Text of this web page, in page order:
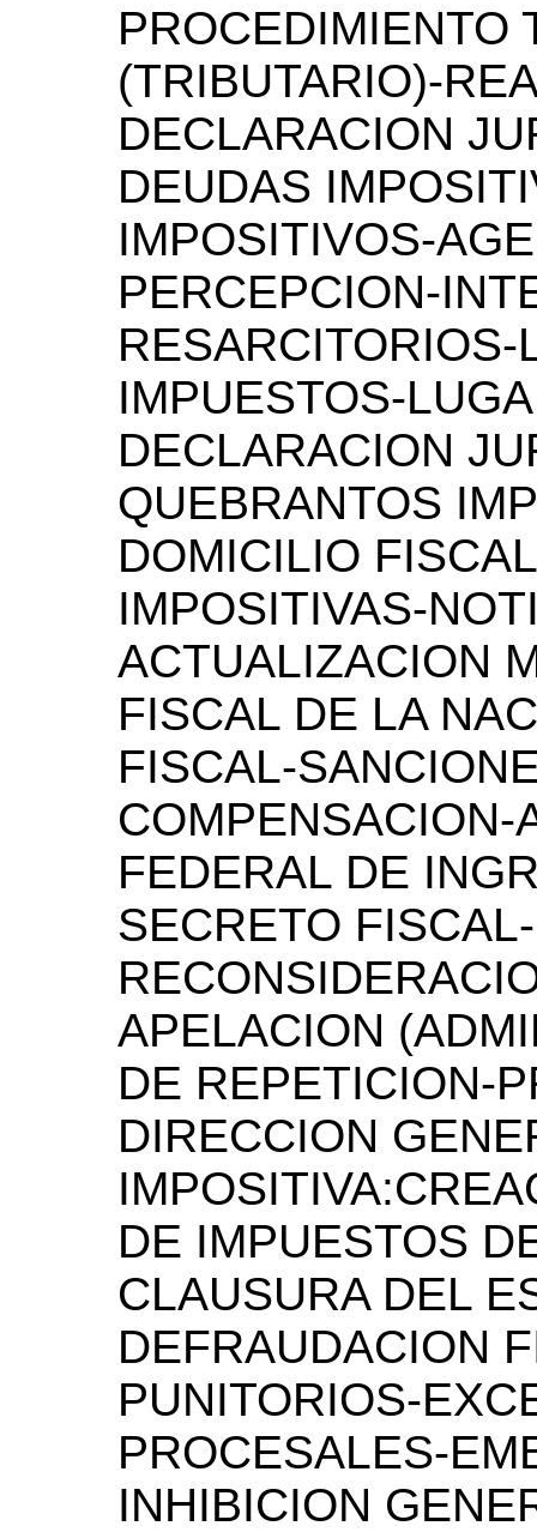
PROCEDIMIENTO
(TRIBUTARIO)-
DECLARACION
DEUDAS
IMPOSITIVOS-
PERCEPCION-
IMPUESTOS-
DECLARACION
QUEBRANTOS
DOMICILIO
IMPOSITIVAS-
ACTUALIZACION
FISCAL DE LA
FISCAL-
COMPENSACION-
FEDERAL DE
SECRETO
APELACION
DE REPETICION-
DIRECCION
DE IMPUESTOS
CLAUSURA DEL
DEFRAUDACION
PUNITORIOS-
PROCESALES-
INHIBICION